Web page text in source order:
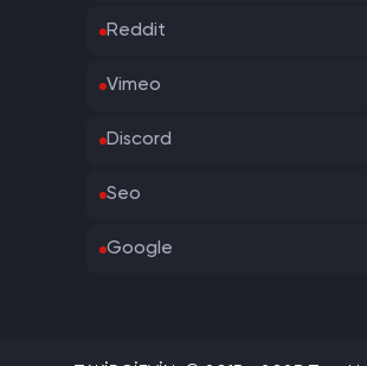
Reddit
Vimeo
Discord
Seo
Google